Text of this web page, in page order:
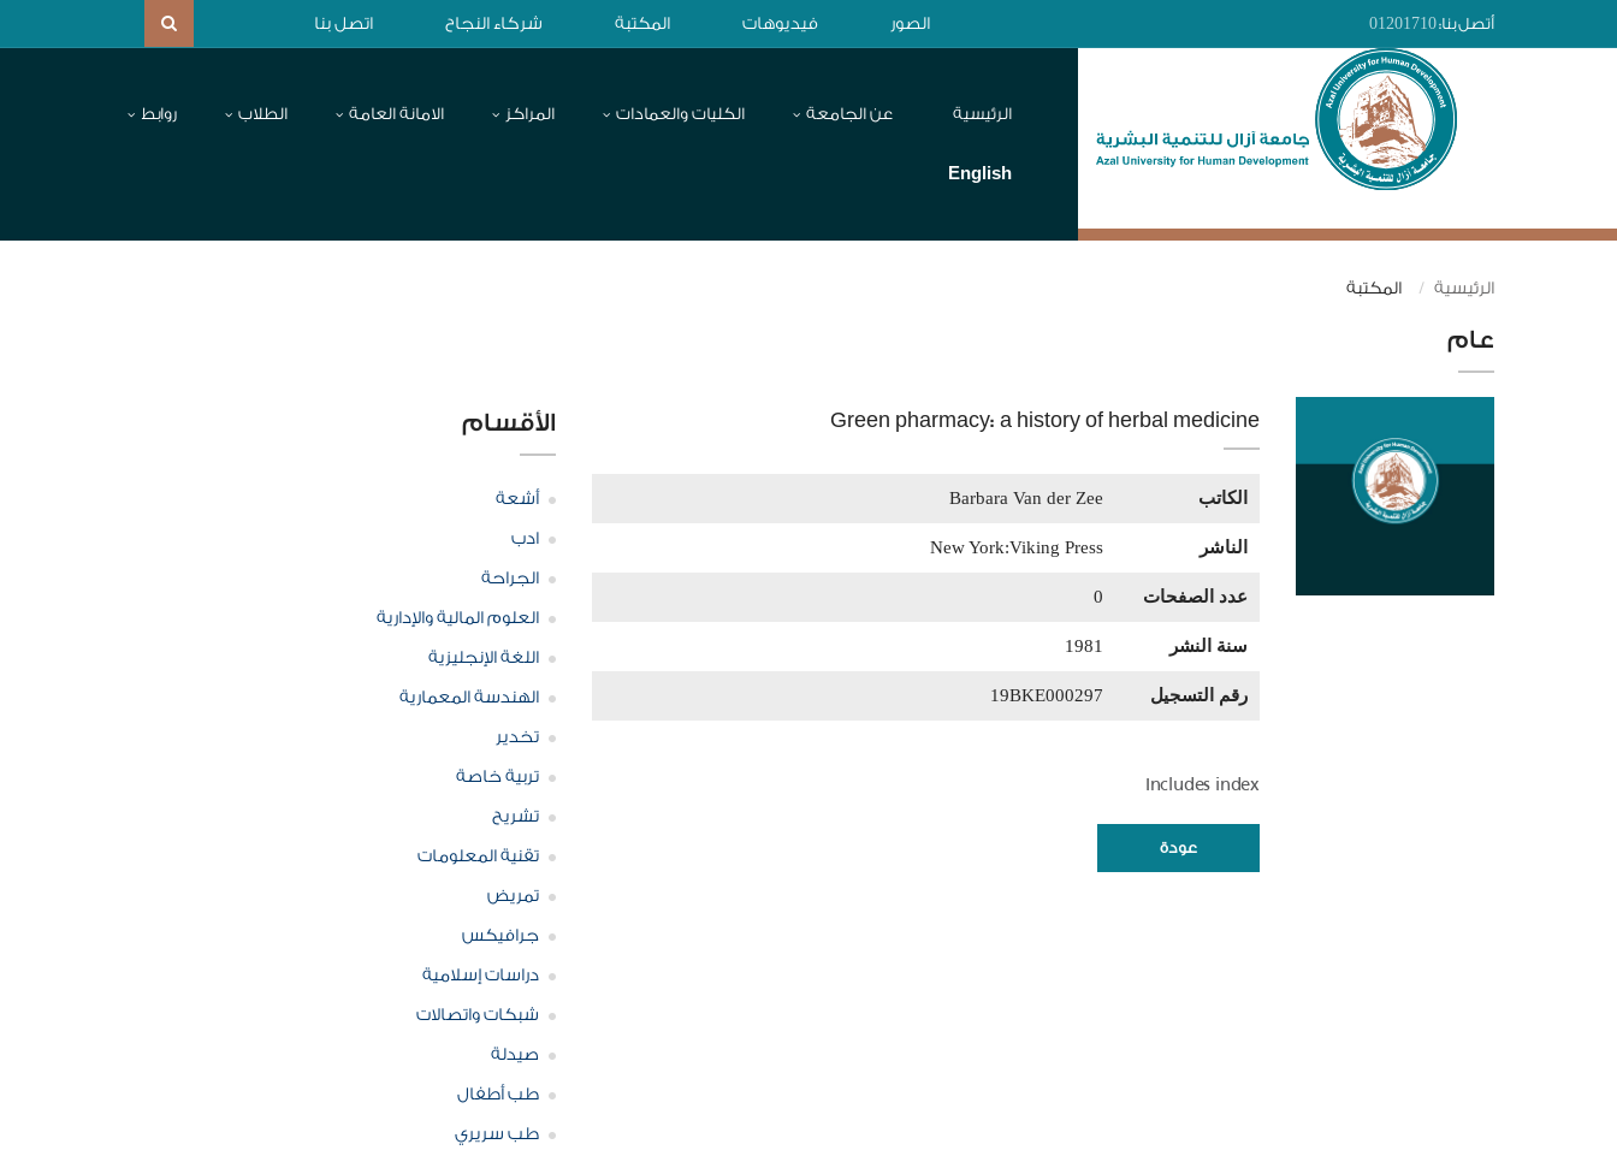
أتصل بنا:01201710 الصور فيديوهات المكتبة شركاء النجاح اتصل بنا
الرئيسية عن الجامعة الكليات والعمادات المراكز الامانة العامة الطلاب روابط
English
الرئيسية المكتبة
عام
Green pharmacy: a history of herbal medicine
الكاتب Barbara Van der Zee
الناشر New York:Viking Press
عدد الصفحات 0
سنة النشر 1981
رقم التسجيل 19BKE000297
Includes index
عودة
الأقسام
أشعة
ادب
الجراحة
العلوم المالية والإدارية
اللغة الإنجليزية
الهندسة المعمارية
تخدير
تربية خاصة
تشريح
تقنية المعلومات
تمريض
جرافيكس
دراسات إسلامية
شبكات واتصالات
صيدلة
طب أطفال
طب سريري